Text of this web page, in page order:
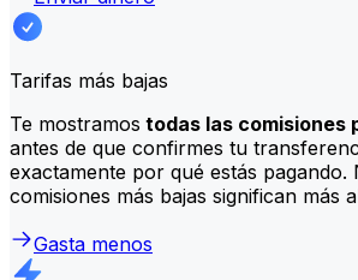
Tarifas más bajas
Te mostramos todas las comisiones
antes de que confirmes tu
exactamente por qué estás pagando.
comisiones más bajas significan más
Gasta menos